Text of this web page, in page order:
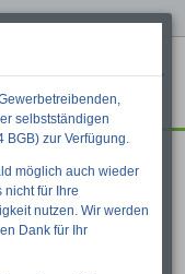
Suche
selbstständigen
BGB) zur Verfügung.
möglich auch wieder
nicht für Ihre
nutzen. Wir werden
Dank für Ihr